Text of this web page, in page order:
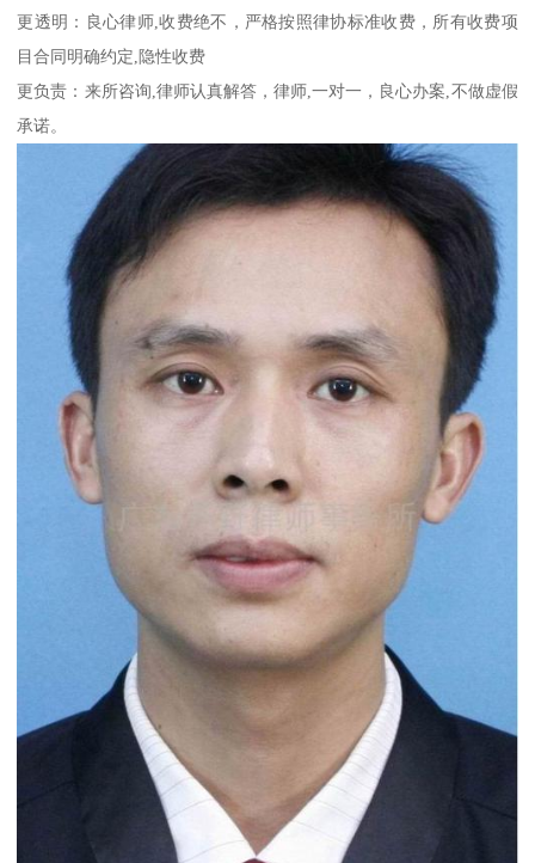
更透明：良心律师,收费绝不，严格按照律协标准收费，所有收费项
目合同明确约定,隐性收费
更负责：来所咨询,律师认真解答，律师,一对一，良心办案,不做虚假
承诺。